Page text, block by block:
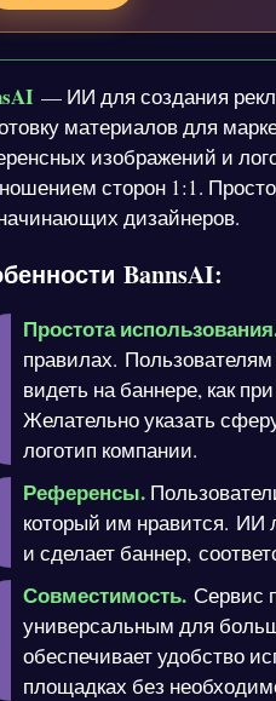
— ИИ для создания
материалов для
изображений и
сторон 1:1.
дизайнеров.
BannsAI:
Простота
правилах. Пользователям
видеть на баннере, как
Желательно указать
логотип компании.
Референсы.
который им нравится. ИИ
и сделает баннер,
Совместимость.Сервис
универсальным для
обеспечивает удобство
площадках без